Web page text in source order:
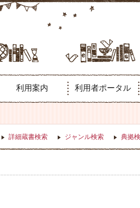
利用案内 利用者ポータル
詳細蔵書検索 ジャンル検索 典拠